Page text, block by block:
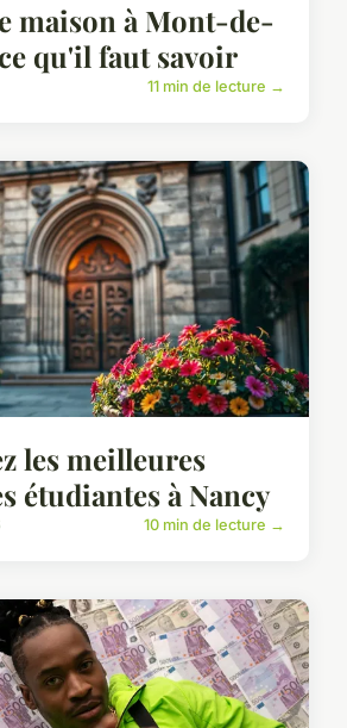
maison à Mont-de-
qu'il faut savoir
11 min de lecture →
les meilleures
étudiantes à Nancy
10 min de lecture →